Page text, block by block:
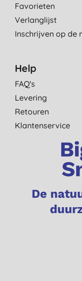
Favorieten
Verlanglijst
Inschrijven op de
Help
FAQ's
Levering
Retouren
Klantenservice
De